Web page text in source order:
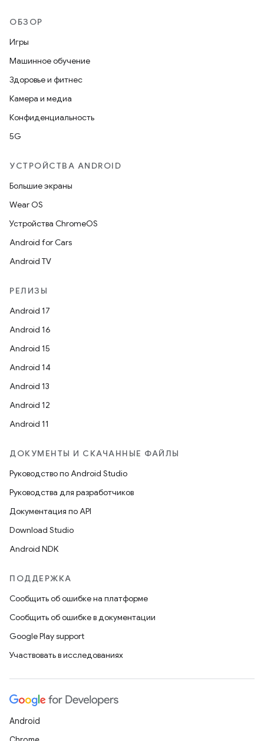
ОБЗОР
Игры
Машинное обучение
Здоровье и фитнес
Камера и медиа
Конфиденциальность
5G
УСТРОЙСТВА ANDROID
Большие экраны
Wear OS
Устройства ChromeOS
Android for Cars
Android TV
РЕЛИЗЫ
Android 17
Android 16
Android 15
Android 14
Android 13
Android 12
Android 11
ДОКУМЕНТЫ И СКАЧАННЫЕ ФАЙЛЫ
Руководство по Android Studio
Руководства для разработчиков
Документация по API
Download Studio
Android NDK
ПОДДЕРЖКА
Сообщить об ошибке на платформе
Сообщить об ошибке в документации
Google Play support
Участвовать в исследованиях
Android